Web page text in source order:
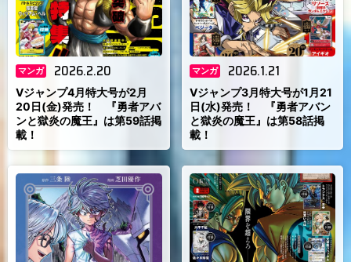
マンガ 2026.2.20
Vジャンプ4月特大号が2月
20日(金)発売！ 『勇者アバ
ンと獄炎の魔王』は第59話掲
載！
マンガ 2026.1.21
Vジャンプ3月特大号が1月21
日(水)発売！ 『勇者アバン
と獄炎の魔王』は第58話掲
載！